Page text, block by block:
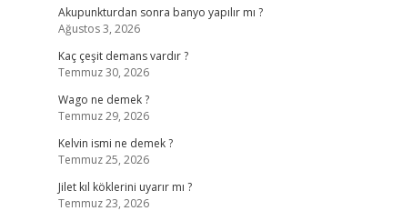
Akupunkturdan sonra banyo yapılır mı ?
Ağustos 3, 2026
Kaç çeşit demans vardır ?
Temmuz 30, 2026
Wago ne demek ?
Temmuz 29, 2026
Kelvin ismi ne demek ?
Temmuz 25, 2026
Jilet kıl köklerini uyarır mı ?
Temmuz 23, 2026